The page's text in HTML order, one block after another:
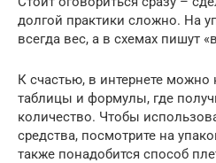
долгой практики сложно. На
всегда вес, а в схемах пишут
К счастью, в интернете
таблицы и формулы, где
количество. Чтобы
средства, посмотрите на
также понадобится способ